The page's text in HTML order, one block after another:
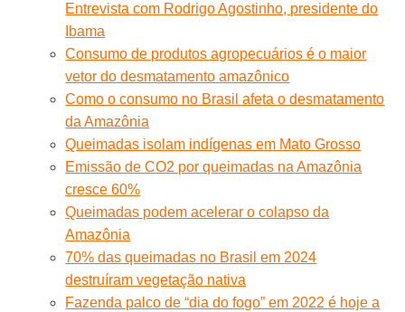
Entrevista com Rodrigo Agostinho, presidente do
Ibama
Consumo de produtos agropecuários é o maior
vetor do desmatamento amazônico
Como o consumo no Brasil afeta o desmatamento
da Amazônia
Queimadas isolam indígenas em Mato Grosso
Emissão de CO2 por queimadas na Amazônia
cresce 60%
Queimadas podem acelerar o colapso da
Amazônia
70% das queimadas no Brasil em 2024
destruíram vegetação nativa
Fazenda palco de “dia do fogo” em 2022 é hoje a